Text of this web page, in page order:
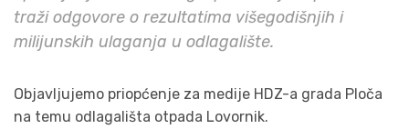
traži odgovore o rezultatima višegodišnjih i
milijunskih ulaganja u odlagalište.
Objavljujemo priopćenje za medije HDZ-a grada Ploča
na temu odlagališta otpada Lovornik.